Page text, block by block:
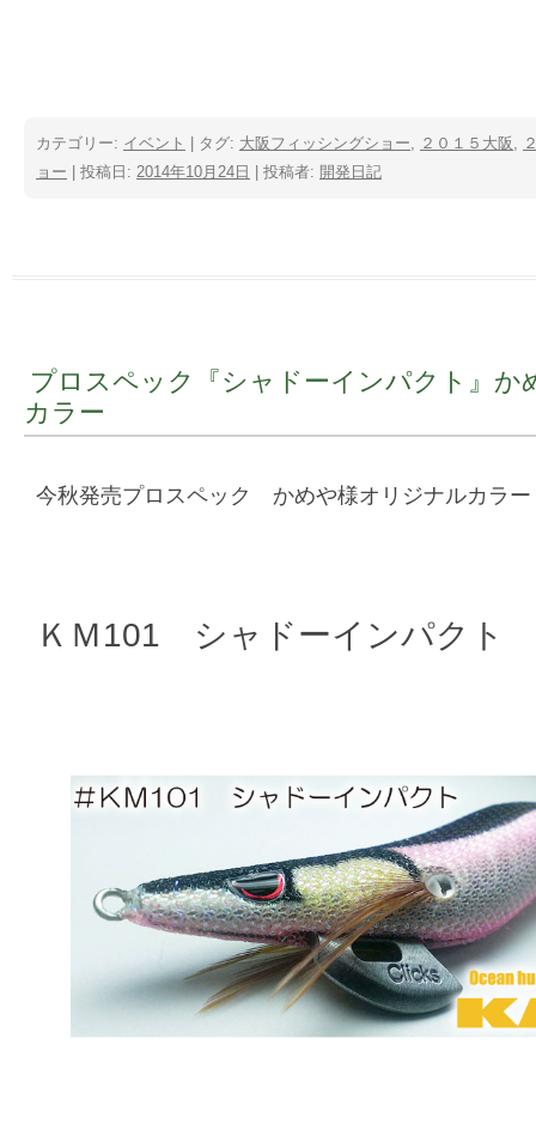
カテゴリー: イベント | タグ: 大阪フィッシングショー ２０１５大阪
ョー | 投稿日: 2014年10月24日 投稿者: 開発日記
プロスペック『シャドーインパクト』か
カラー
今秋発売プロスペック かめや様オリジナルカラー
ＫＭ101 シャドーインパクト